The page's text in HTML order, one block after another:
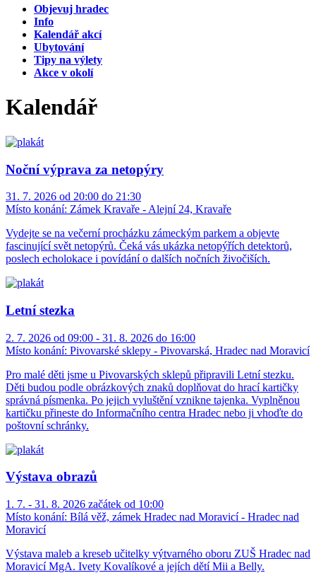
Objevuj hradec
Info
Kalendář akcí
Ubytování
Tipy na výlety
Akce v okolí
Kalendář
Noční výprava za netopýry
31. 7. 2026 od 20:00 do 21:30
Místo konání: Zámek Kravaře - Alejní 24, Kravaře
Vydejte se na večerní procházku zámeckým parkem a objevte
fascinující svět netopýrů. Čeká vás ukázka netopýřích detektorů,
poslech echolokace i povídání o dalších nočních živočiších.
Letní stezka
2. 7. 2026 od 09:00 - 31. 8. 2026 do 16:00
Místo konání: Pivovarské sklepy - Pivovarská, Hradec nad Moravicí
Pro malé děti jsme u Pivovarských sklepů připravili Letní stezku.
Děti budou podle obrázkových znaků doplňovat do hrací kartičky
správná písmenka. Po jejich vyluštění vznikne tajenka. Vyplněnou
kartičku přineste do Informačního centra Hradec nebo ji vhoďte do
poštovní schránky.
Výstava obrazů
1. 7. - 31. 8. 2026 začátek od 10:00
Místo konání: Bílá věž, zámek Hradec nad Moravicí - Hradec nad
Moravicí
Výstava maleb a kreseb učitelky výtvarného oboru ZUŠ Hradec nad
Moravicí MgA. Ivety Kovalíkové a jejích dětí Mii a Belly.